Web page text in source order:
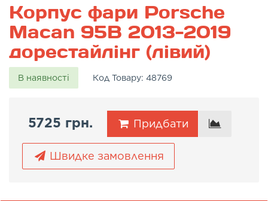
Корпус фари Porsche
Macan 95B 2013-2019
дорестайлінг (лівий)
В наявності Код Товару: 48769
5725 грн. Придбати
Швидке замовлення